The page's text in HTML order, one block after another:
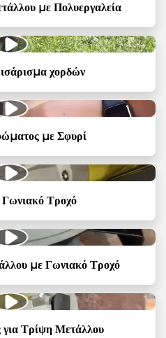
με Πολυεργαλεία
χορδών
με Σφυρί
Τροχό
με Γωνιακό Τροχό
Τρίψη Μετάλλου